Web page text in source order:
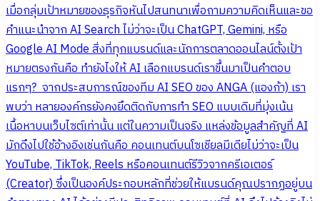
เมื่อกลุ่มเป้าหมายของธุรกิจหันไปสนทนาเพื่อถามความคิดเห็นและขอ
คำแนะนำจาก AI Search ไม่ว่าจะเป็น ChatGPT, Gemini, หรือ
Google AI Mode สิ่งที่ทุกแบรนด์และนักการตลาดออนไลน์ตั้งเป้า
หมายตรงกันคือ ทำยังไงให้ AI เลือกแบรนด์เราขึ้นมาเป็นคำตอบ
แรกๆ? จากประสบการณ์ของทีม AI SEO ของ ANGA (แองก้า) เรา
พบว่า หลายองค์กรยังคงยึดติดกับการทำ SEO แบบเดิมที่มุ่งเน้น
เนื้อหาบนเว็บไซต์เท่านั้น แต่ในความเป็นจริง แหล่งข้อมูลสำคัญที่ AI
มักดึงไปใช้อ้างอิงเช่นกันคือ คอนเทนต์บนโซเชียลมีเดียไม่ว่าจะเป็น
YouTube, TikTok, Reels หรือคอนเทนต์รีวิวจากครีเอเตอร์
(Creator) ซึ่งเป็นองค์ประกอบหลักที่ช่วยให้แบรนด์คุณปรากฏอยู่บน